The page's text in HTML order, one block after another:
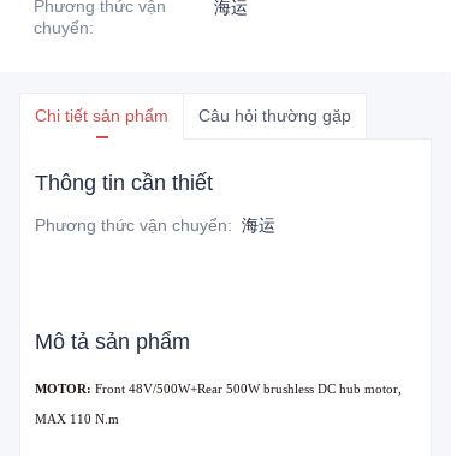
Phương thức vận
chuyển:
海运
Chi tiết sản phẩm Câu hỏi thường gặp
Thông tin cần thiết
Phương thức vận chuyển: 海运
Mô tả sản phẩm
MOTOR: Front 48V/500W+Rear 500W brushless DC hub motor,
MAX 110 N.m